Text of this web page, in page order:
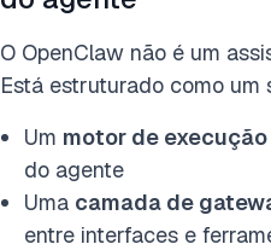
O OpenClaw não é um
Está estruturado como um
Um motor de
do agente
Uma camada de
entre interfaces e